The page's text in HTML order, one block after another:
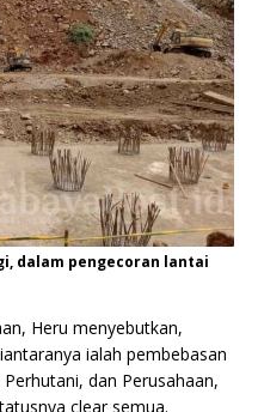
dalam pengecoran lantai
Heru menyebutkan,
ialah pembebasan
dan Perusahaan,
clear semua.